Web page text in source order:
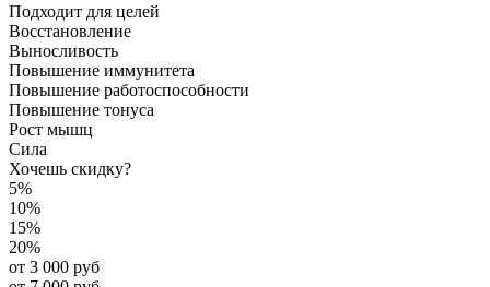
Подходит для целей
Восстановление
Выносливость
Повышение иммунитета
Повышение работоспособности
Повышение тонуса
Рост мышц
Сила
Хочешь скидку?
5%
10%
15%
20%
от 3 000 руб